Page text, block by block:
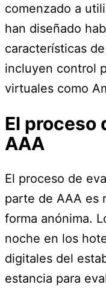
comenzado a
han diseñado
características
incluyen control
virtuales como
El proceso
AAA
El proceso de
parte de AAA es
forma anónima.
noche en los
digitales del
estancia para